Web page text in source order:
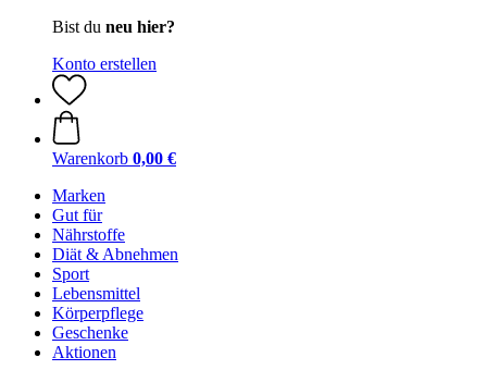
Bist du neu hier?
Konto erstellen
Warenkorb 0,00 €
Marken
Gut für
Nährstoffe
Diät & Abnehmen
Sport
Lebensmittel
Körperpflege
Geschenke
Aktionen